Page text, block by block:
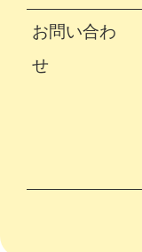
お問い合わ
せ